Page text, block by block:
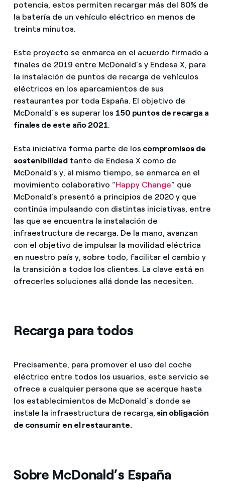
potencia, estos permiten recargar más del 80% de
la batería de un vehículo eléctrico en menos de
treinta minutos.
Este proyecto se enmarca en el acuerdo firmado a
finales de 2019 entre McDonald’s y Endesa X, para
la instalación de puntos de recarga de vehículos
eléctricos en los aparcamientos de sus
restaurantes por toda España. El objetivo de
McDonald´s es superar los 150 puntos de recarga a
finales de este año 2021.
Esta iniciativa forma parte de los compromisos de
sostenibilidadtanto de Endesa X como de
McDonald’s y, al mismo tiempo, se enmarca en el
movimiento colaborativo “Happy Change” que
McDonald’s presentó a principios de 2020 y que
continúa impulsando con distintas iniciativas, entre
las que se encuentra la instalación de
infraestructura de recarga. De la mano, avanzan
con el objetivo de impulsar la movilidad eléctrica
en nuestro país y, sobre todo, facilitar el cambio y
la transición a todos los clientes. La clave está en
ofrecerles soluciones allá donde las necesiten.
Recarga para todos
Precisamente, para promover el uso del coche
eléctrico entre todos los usuarios, este servicio se
ofrece a cualquier persona que se acerque hasta
los establecimientos de McDonald´s donde se
instale la infraestructura de recarga, sin obligación
de consumir en el restaurante.
Sobre McDonald’s España